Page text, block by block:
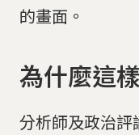
的畫面。
為什麼這
分析師及政治